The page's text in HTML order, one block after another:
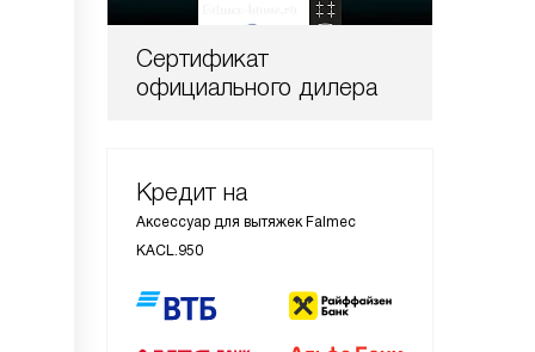
Сертификат
официального дилера
Кредит на
Аксессуар для вытяжек Falmec
KACL.950